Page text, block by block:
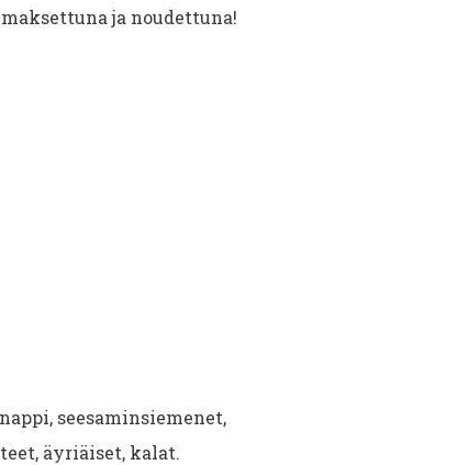
ja noudettuna!
seesaminsiemenet,
äyriäiset, kalat.